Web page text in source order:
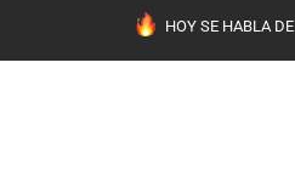
HOY SE HABLA DE